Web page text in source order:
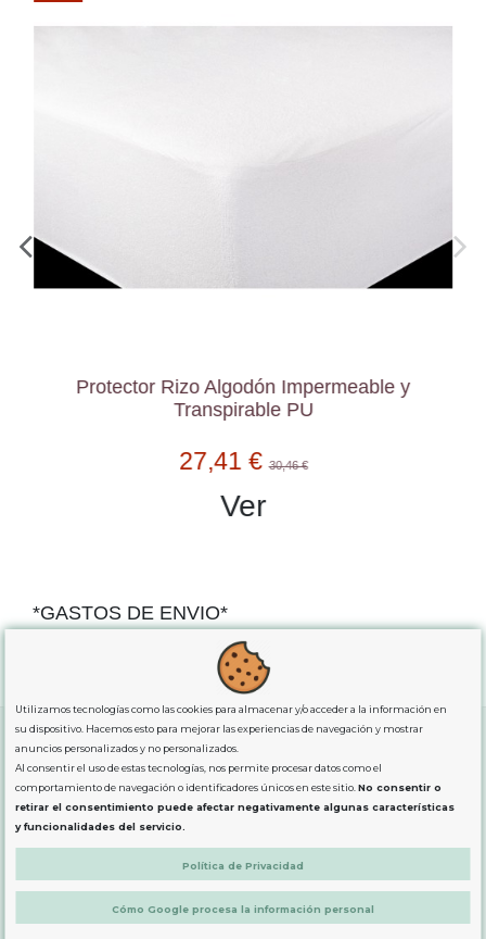
Protector Rizo Algodón Impermeable y
Transpirable PU
27,41 €30,46 €
Ver
*GASTOS DE ENVIO*
para comprassuperiores a 80€
SOBRE NOSOTROS
PRODUCTOS
Utilizamos tecnologías como las cookies para almacenar y/o acceder a la información en
su dispositivo. Hacemos esto para mejorar las experiencias de navegación y mostrar
anuncios personalizados y no personalizados.
Al consentir el uso de estas tecnologías, nos permite procesar datos como el
comportamiento de navegación o identificadores únicos en este sitio.No consentir o
retirar el consentimiento puede afectar negativamente algunas características
y funcionalidades del servicio.
Política de Privacidad
Cómo Google procesa la información personal